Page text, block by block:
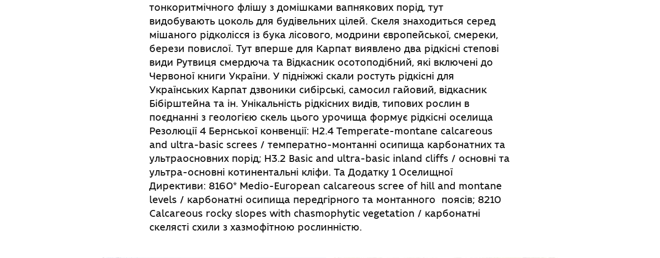
тонкоритмічного флішу з домішками вапнякових порід, тут
видобувають цоколь для будівельних цілей. Скеля знаходиться серед
мішаного рідколісся із бука лісового, модрини європейської, смереки,
берези повислої. Тут вперше для Карпат виявлено два рідкісні степові
види Рутвиця смердюча та Відкасник осотоподібний, які включені до
Червоної книги України. У підніжжі скали ростуть рідкісні для
Українських Карпат дзвоники сибірські, самосил гайовий, відкасник
Бібірштейна та ін. Унікальність рідкісних видів, типових рослин в
поєднанні з геологією скель цього урочища формує рідкісні оселища
Резолюції 4 Бернської конвенції: H2.4 Temperate-montane calcareous
and ultra-basic screes / температно-монтанні осипища карбонатних та
ультраосновних порід; Н3.2 Basic and ultra-basic inland cliffs / основні та
ультра-основні котинентальні кліфи. Та Додатку 1 Оселищної
Директиви: 8160* Medio-European calcareous scree of hill and montane
levels / карбонатні осипища передгірного та монтанного поясів; 8210
Calcareous rocky slopes with chasmophytic vegetation / карбонатні
скелясті схили з хазмофітною рослинністю.